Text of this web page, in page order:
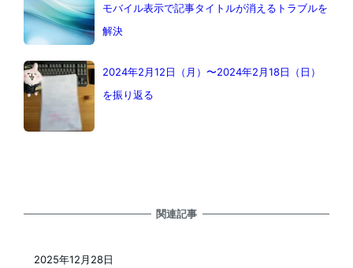
モバイル表示で記事タイトルが消えるトラブルを
解決
2024年2月12日（月）〜2024年2月18日（日）
を振り返る
関連記事
2025年12月28日